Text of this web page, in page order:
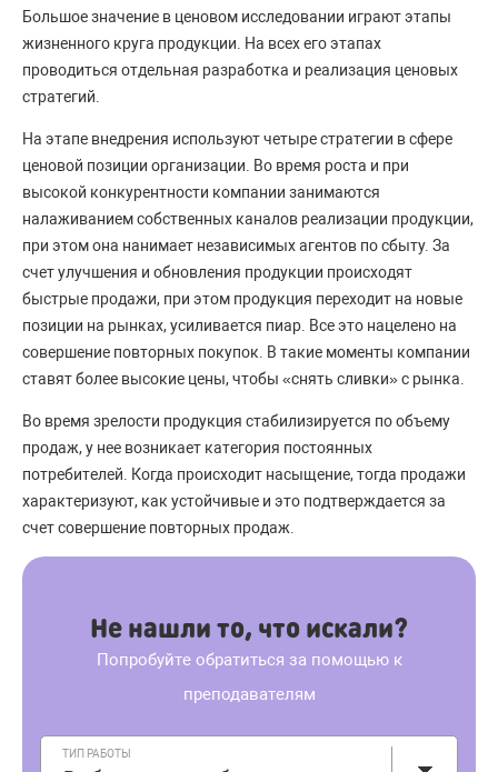
Большое значение в ценовом исследовании играют этапы
жизненного круга продукции. На всех его этапах
проводиться отдельная разработка и реализация ценовых
стратегий.
На этапе внедрения используют четыре стратегии в сфере
ценовой позиции организации. Во время роста и при
высокой конкурентности компании занимаются
налаживанием собственных каналов реализации продукции,
при этом она нанимает независимых агентов по сбыту. За
счет улучшения и обновления продукции происходят
быстрые продажи, при этом продукция переходит на новые
позиции на рынках, усиливается пиар. Все это нацелено на
совершение повторных покупок. В такие моменты компании
ставят более высокие цены, чтобы «снять сливки» с рынка.
Во время зрелости продукция стабилизируется по объему
продаж, у нее возникает категория постоянных
потребителей. Когда происходит насыщение, тогда продажи
характеризуют, как устойчивые и это подтверждается за
счет совершение повторных продаж.
Не нашли то, что искали?
Попробуйте обратиться за помощью к
преподавателям
ТИП РАБОТЫ